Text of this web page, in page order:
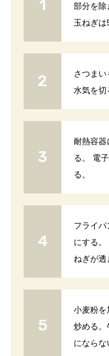
部分を除
玉ねぎは
さつま
水気を切
耐熱容器
る。 電
る。
フライパ
にする。
ねぎが透
小麦粉を
炒める。
にならな